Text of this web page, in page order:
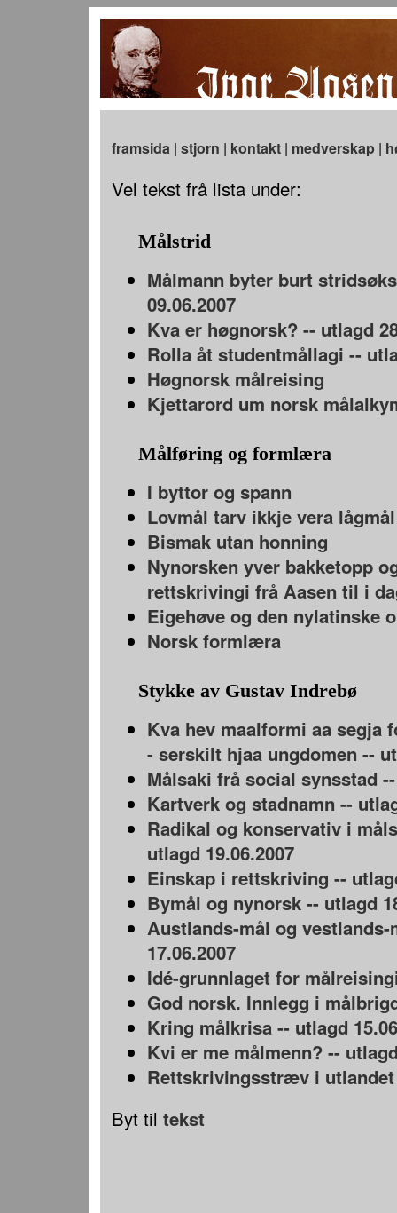
framsida| stjorn | kontakt| medverskap|
Vel tekst frå lista under:
Målstrid
Målmann byter burt
09.06.2007
Kva er høgnorsk? -- utlagd
Rolla åt studentmållagi --
Høgnorsk målreising
Kjettarord um norsk
Målføring og formlæra
I byttor og spann
Lovmål tarv ikkje vera lågmål
Bismak utan honning
Nynorsken yver bakketopp
rettskrivingi frå Aasen til i
Eigehøve og den nylatinske
Norsk formlæra
Stykke av Gustav Indrebø
Kva hev maalformi aa segja
- serskilt hjaa ungdomen --
Målsaki frå social synsstad
Kartverk og stadnamn --
Radikal og konservativ i
utlagd 19.06.2007
Einskap i rettskriving --
Bymål og nynorsk -- utlagd
Austlands-mål og
17.06.2007
Idé-grunnlaget for
God norsk. Innlegg i
Kring målkrisa -- utlagd
Kvi er me målmenn? --
Rettskrivingsstræv i utlandet
Byt til tekst